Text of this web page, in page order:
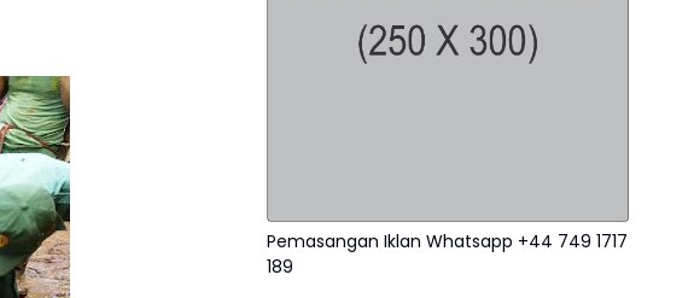
Pemasangan Iklan Whatsapp +44 749 1717
189